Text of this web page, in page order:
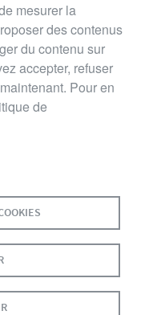
mesurer la
des contenus
du contenu sur
accepter, refuser
Pour en
de